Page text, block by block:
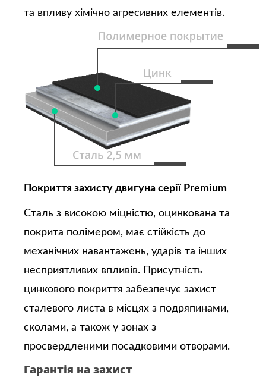
та впливу хімічно агресивних елементів.
Покриття захисту двигуна серії Premium
Сталь з високою міцністю, оцинкована та
покрита полімером, має стійкість до
механічних навантажень, ударів та інших
несприятливих впливів. Присутність
цинкового покриття забезпечує захист
сталевого листа в місцях з подряпинами,
сколами, а також у зонах з
просвердленими посадковими отворами.
Гарантія на захист